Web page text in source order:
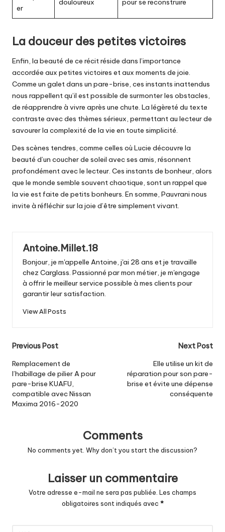
er
douloureux pour se reconstruire
La douceur des petites victoires
Enfin, la beauté de ce récit réside dans l’importance
accordée aux petites victoires et aux moments de joie.
Comme un galet dans un pare-brise, ces instants inattendus
nous rappellent qu’il est possible de surmonter les obstacles,
de réapprendre à vivre après une chute. La légèreté du texte
contraste avec des thèmes sérieux, permettant au lecteur de
savourer la complexité de la vie en toute simplicité.
Des scènes tendres, comme celles où Lucie découvre la
beauté d’un coucher de soleil avec ses amis, résonnent
profondément avec le lecteur. Ces instants de bonheur, alors
que le monde semble souvent chaotique, sont un rappel que
la vie est faite de petits bonheurs. En somme, Pauvrani nous
invite à réfléchir sur la joie d’être simplement vivant.
Antoine.Millet.18
Bonjour, je m'appelle Antoine, j'ai 28 ans et je travaille
chez Carglass. Passionné par mon métier, je m'engage
à offrir le meilleur service possible à mes clients pour
garantir leur satisfaction.
View All Posts
Post
navigation
Previous Post
Remplacement de
l’habillage de pilier A pour
pare-brise KUAFU,
compatible avec Nissan
Maxima 2016-2020
Next Post
Elle utilise un kit de
réparation pour son pare-
brise et évite une dépense
conséquente
Comments
No comments yet. Why don’t you start the discussion?
Laisser un commentaire
Votre adresse e-mail ne sera pas publiée. Les champs
obligatoires sont indiqués avec *